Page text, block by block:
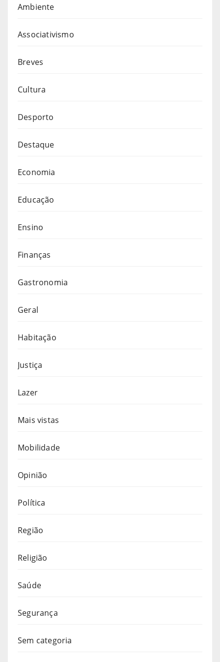
Ambiente
Associativismo
Breves
Cultura
Desporto
Destaque
Economia
Educação
Ensino
Finanças
Gastronomia
Geral
Habitação
Justiça
Lazer
Mais vistas
Mobilidade
Opinião
Política
Região
Religião
Saúde
Segurança
Sem categoria